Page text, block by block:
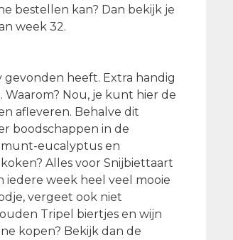
bestellen kan? Dan bekijk je
week 32.
heeft. Extra handig
Waarom? Nou, je kunt hier de
afleveren. Behalve dit
boodschappen in de
munt-eucalyptus en
Alles voor Snijbiettaart
iedere week heel veel mooie
vergeet ook niet
Tripel biertjes en wijn
kopen? Bekijk dan de